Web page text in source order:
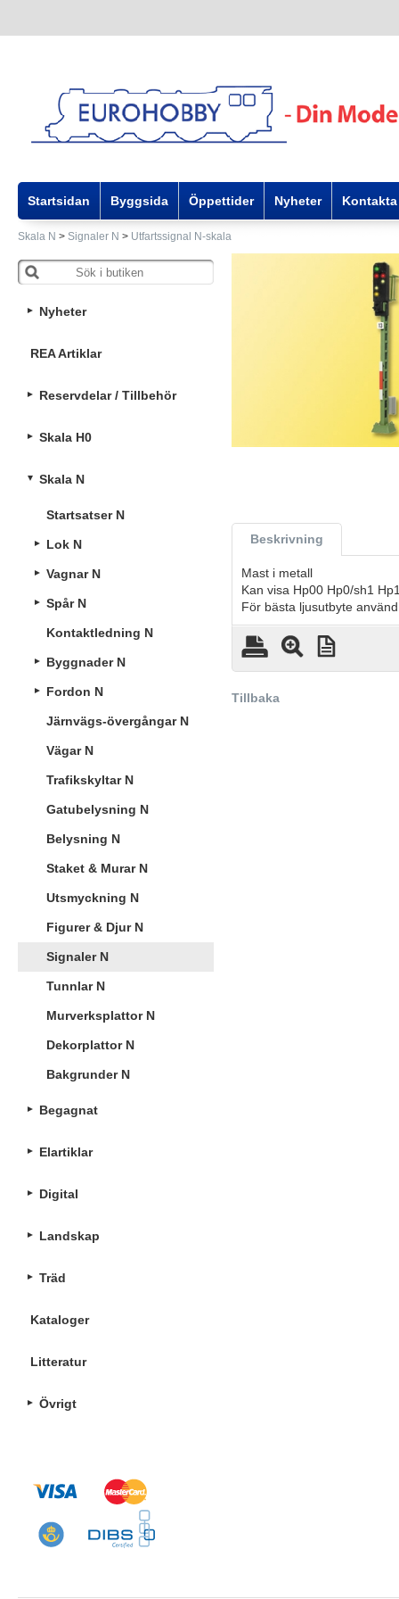
Startsidan Byggsida Öppettider Nyheter
Skala N > Signaler N > Utfartssignal N-skala
Nyheter
REA Artiklar
Reservdelar / Tillbehör
Skala H0
Skala N
Startsatser N
Lok N
Vagnar N
Spår N
Kontaktledning N
Byggnader N
Fordon N
Järnvägs-övergångar N
Vägar N
Trafikskyltar N
Gatubelysning N
Belysning N
Staket & Murar N
Utsmyckning N
Figurer & Djur N
Signaler N
Tunnlar N
Murverksplattor N
Dekorplattor N
Bakgrunder N
Begagnat
Elartiklar
Digital
Landskap
Träd
Kataloger
Litteratur
Övrigt
Beskrivning
Mast i metall
Kan visa Hp00 Hp0/sh1
För bästa ljusutbyte
Tillbaka